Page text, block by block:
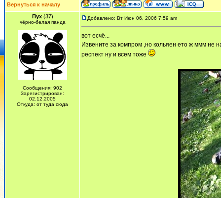
Вернуться к началу
Пух(37)
чёрно-белая панда
Сообщения: 902
Зарегистрирован:
02.12.2005
Откуда: от туда сюда
Добавлено: Вт Июн 06, 2006 7:59 am
вот есчё...
Извените за компром ,но кольяен ето ж ммм не
респект ну и всем тоже